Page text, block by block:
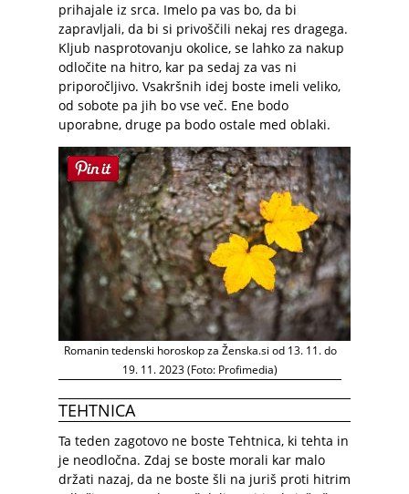
prihajale iz srca. Imelo pa vas bo, da bi
zapravljali, da bi si privoščili nekaj res dragega.
Kljub nasprotovanju okolice, se lahko za nakup
odločite na hitro, kar pa sedaj za vas ni
priporočljivo. Vsakršnih idej boste imeli veliko,
od sobote pa jih bo vse več. Ene bodo
uporabne, druge pa bodo ostale med oblaki.
Romanin tedenski horoskop za Ženska.si od 13. 11. do
19. 11. 2023 (Foto: Profimedia)
TEHTNICA
Ta teden zagotovo ne boste Tehtnica, ki tehta in
je neodločna. Zdaj se boste morali kar malo
držati nazaj, da ne boste šli na juriš proti hitrim